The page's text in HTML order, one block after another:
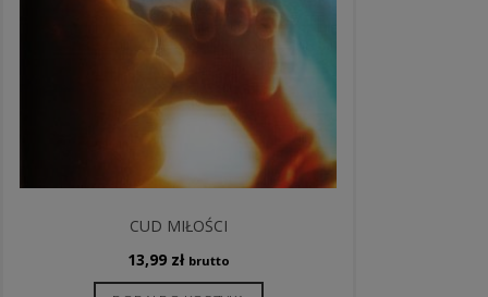
CUD MIŁOŚCI
13,99 zł brutto